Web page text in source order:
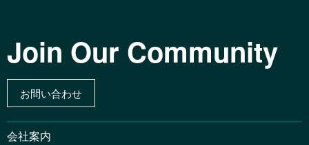
Join Our Community
お問い合わせ
会社案内